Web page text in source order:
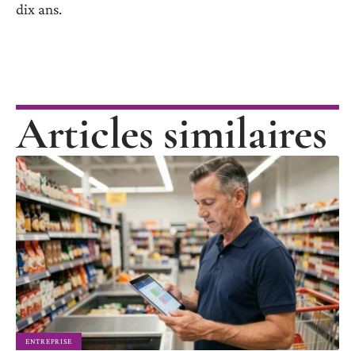
dix ans.
Articles similaires
ENTREPRISE